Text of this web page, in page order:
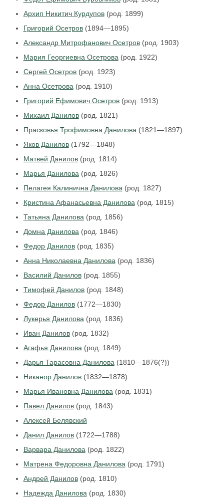
Архип Никитич Курдупов(род. 1899)
Григорий Осетров(1894—1895)
Александр Митрофанович Осетров(род. 1903)
Мария Георгиевна Осетрова(род. 1922)
Сергей Осетров(род. 1923)
Анна Осетрова(род. 1910)
Григорий Ефимович Осетров(род. 1913)
Михаил Данилов(род. 1821)
Прасковья Трофимовна Данилова(1821—1897)
Яков Данилов(1792—1848)
Матвей Данилов(род. 1814)
Марья Данилова(род. 1826)
Пелагея Калинична Данилова(род. 1827)
Кристина Афанасьевна Данилова(род. 1815)
Татьяна Данилова(род. 1856)
Домна Данилова(род. 1846)
Федор Данилов(род. 1835)
Анна Николаевна Данилова(род. 1836)
Василий Данилов(род. 1855)
Тимофей Данилов(род. 1848)
Федор Данилов(1772—1830)
Лукерья Данилова(род. 1836)
Иван Данилов(род. 1832)
Агафья Данилова(род. 1849)
Дарья Тарасовна Данилова(1810—1876(?))
Никанор Данилов(1832—1878)
Марья Ивановна Данилова(род. 1831)
Павел Данилов(род. 1843)
Алексей Белявский
Данил Данилов(1722—1788)
Варвара Данилова(род. 1822)
Матрена Федоровна Данилова(род. 1791)
Андрей Данилов(род. 1810)
Надежда Данилова(род. 1830)